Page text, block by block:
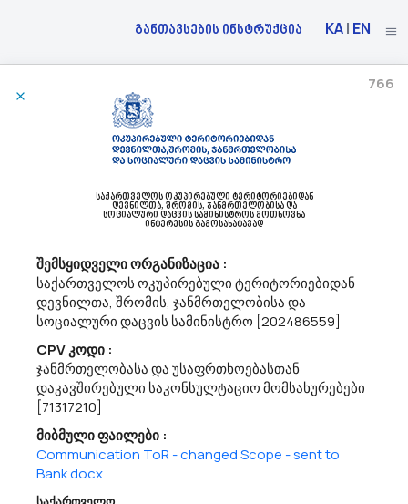
განთავსების ინსტრუქცია KA| EN
Სსიპ Ცენტრალური Შემსყიდველი Ორგანო Აცხადებს Ბაზრის Კვლევას
50343000 - ვიდეოაპარატურის შეკეთება და ტექნიკური მომსახურება.
05/08/2026
გაცნობებთ, რომ ვიდეოსათვალთვალო კამერების მოვლა-
პატრონობის მომსახურების სახელმწიფო შესყიდვის მიზნით, სსიპ
კონსოლიდირებული ტენდერის გამოცხადებას. შესყიდვის
ობიექტია ორი ტიპის ვიდეო-სათვალთვალო კამერების...
79200000 - საბუღალტრო, აუდიტორული და ფისკალური მომსახურებები.
გაცნობებთ ,რომ სსიპ ქალაქ თერჯოლის N1 საჯარო სკოლა
საიდენტიფიკაციო კოდი 232001641 მისამართი ქალაქი
საქართველოს ოკუპირებული ტერიტორიებიდან
დევნილთა, შრომის, ჯანმრთელობისა და
სოციალური დაცვის სამინისტროს მოთხოვნა
ინტერესის გამოსახატავად
შემსყიდველი ორგანიზაცია :
საქართველოს ოკუპირებული ტერიტორიებიდან
დევნილთა, შრომის, ჯანმრთელობისა და
სოციალური დაცვის სამინისტრო [202486559]
CPV კოდი :
ჯანმრთელობასა და უსაფრთხოებასთან
დაკავშირებული საკონსულტაციო მომსახურებები
[71317210]
მიბმული ფაილები :
Communication ToR - changed Scope - sent to
Bank.docx
766